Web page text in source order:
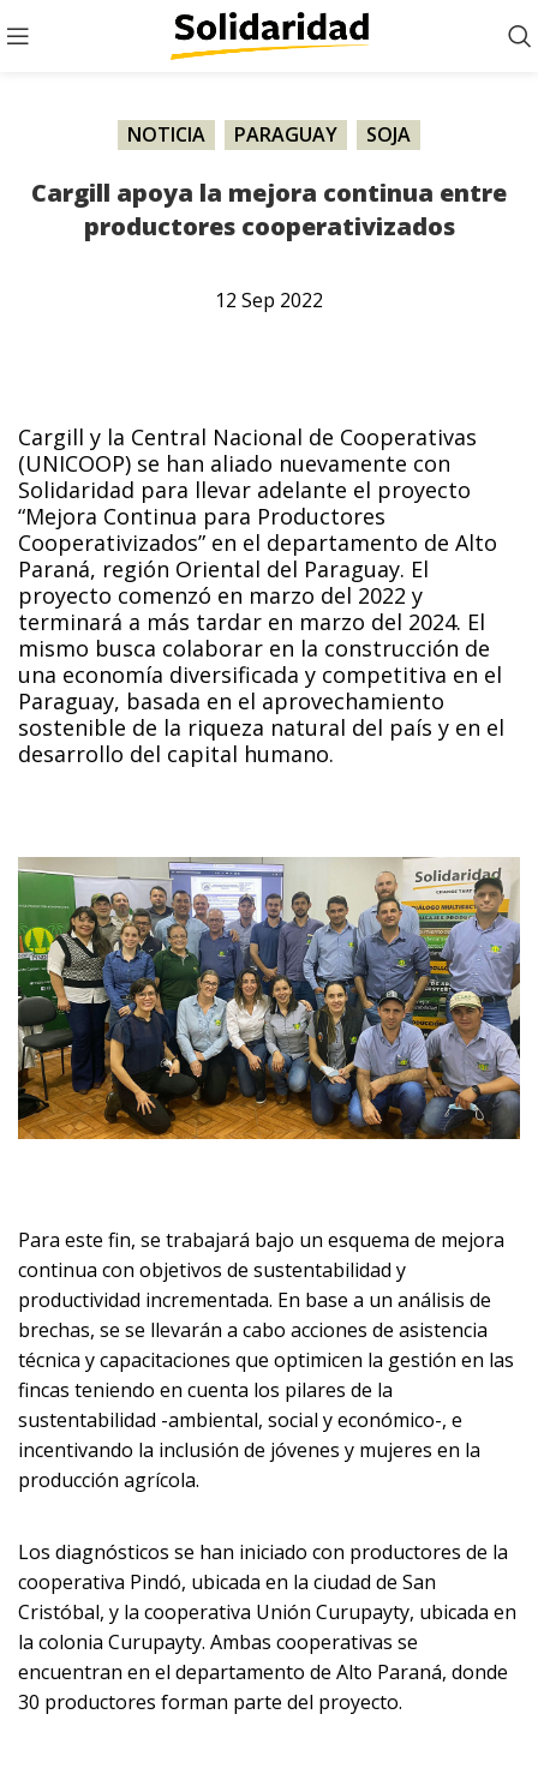
NOTICIA PARAGUAY SOJA
Cargill apoya la mejora continua entre
productores cooperativizados
12 Sep 2022
Cargill y la Central Nacional de Cooperativas
(UNICOOP) se han aliado nuevamente con
Solidaridad para llevar adelante el proyecto
“Mejora Continua para Productores
Cooperativizados” en el departamento de Alto
Paraná, región Oriental del Paraguay. El
proyecto comenzó en marzo del 2022 y
terminará a más tardar en marzo del 2024. El
mismo busca colaborar en la construcción de
una economía diversificada y competitiva en el
Paraguay, basada en el aprovechamiento
sostenible de la riqueza natural del país y en el
desarrollo del capital humano.
Para este fin, se trabajará bajo un esquema de mejora
continua con objetivos de sustentabilidad y
productividad incrementada. En base a un análisis de
brechas, se se llevarán a cabo acciones de asistencia
técnica y capacitaciones que optimicen la gestión en las
fincas teniendo en cuenta los pilares de la
sustentabilidad -ambiental, social y económico-, e
incentivando la inclusión de jóvenes y mujeres en la
producción agrícola.
Los diagnósticos se han iniciado con productores de la
cooperativa Pindó, ubicada en la ciudad de San
Cristóbal, y la cooperativa Unión Curupayty, ubicada en
la colonia Curupayty. Ambas cooperativas se
encuentran en el departamento de Alto Paraná, donde
30 productores forman parte del proyecto.